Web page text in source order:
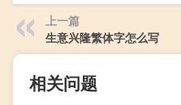
上一篇
生意兴隆繁体字怎么写
相关问题